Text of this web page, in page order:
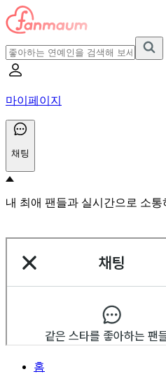
마이페이지
채팅
내 최애 팬들과 실시간으로 소통
홈